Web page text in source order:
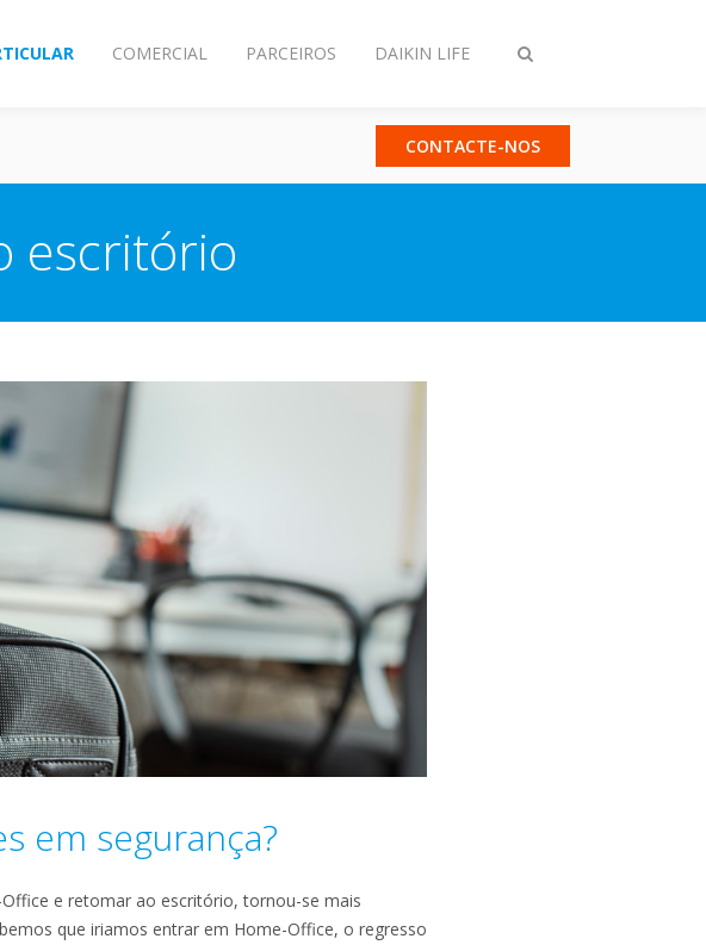
Comutar
COMERCIAL PARCEIROS DAIKIN LIFE
CONTACTE-NOS
escritório
em segurança?
e retomar ao escritório, tornou-se mais
que iriamos entrar em Home-Office, o regresso